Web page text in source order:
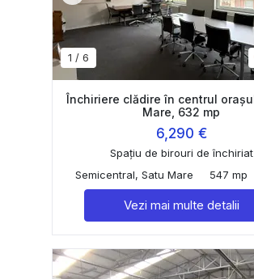
1 / 6
Închiriere clădire în centrul
Mare, 632 mp
6,290 €
Spațiu de birouri de închiriat
Semicentral, Satu Mare
547 mp
Vezi mai multe detalii